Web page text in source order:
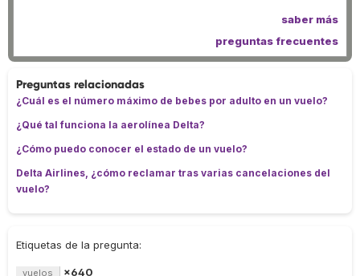
saber más
preguntas frecuentes
Preguntas relacionadas
¿Cuál es el número máximo de bebes por adulto en un vuelo?
¿Qué tal funciona la aerolínea Delta?
¿Cómo puedo conocer el estado de un vuelo?
Delta Airlines, ¿cómo reclamar tras varias cancelaciones del
vuelo?
Etiquetas de la pregunta:
vuelos ×640